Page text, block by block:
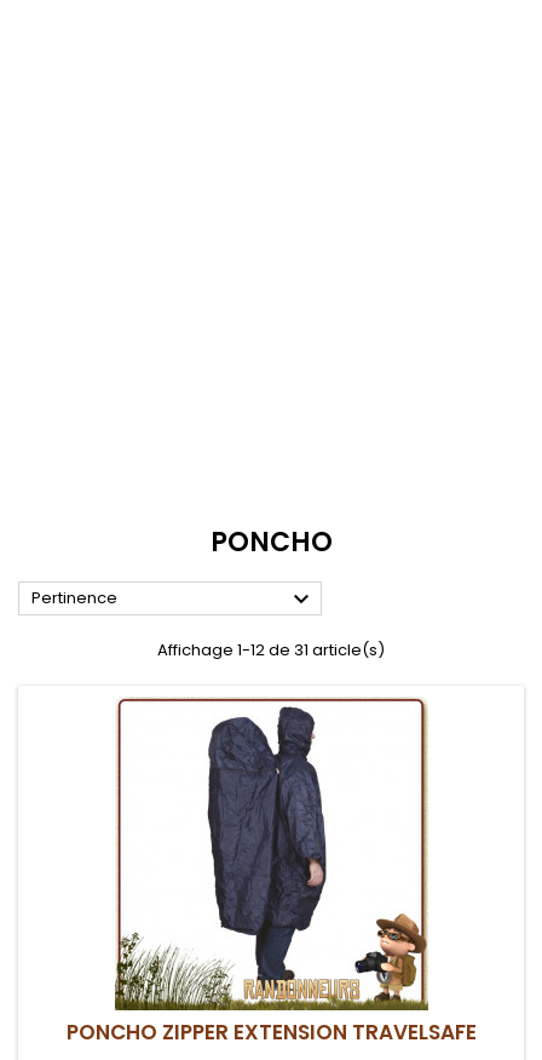
PONCHO
Pertinence 
Affichage 1-12 de 31 article(s)
PONCHO ZIPPER EXTENSION TRAVELSAFE